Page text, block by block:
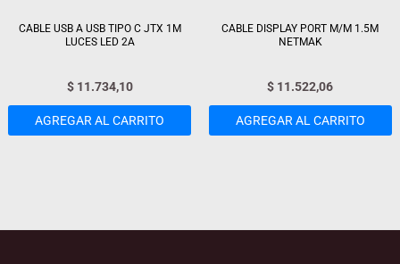
CABLE USB A USB TIPO C JTX 1M
LUCES LED 2A
$11.734,10
AGREGAR AL CARRITO
CABLE DISPLAY PORT M/M 1.5M
NETMAK
$ 11.522,06
AGREGAR AL CARRITO